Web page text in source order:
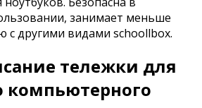
занимает меньше
с другими видами schoollbox.
тележки для
компьютерного